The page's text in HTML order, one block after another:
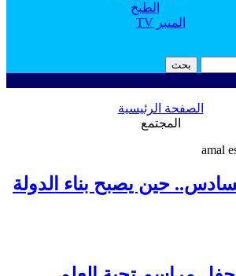
الطبخ
المنبر TV
الصفحة الرئيسية
المجتمع
حين يصبح بناء الدولة